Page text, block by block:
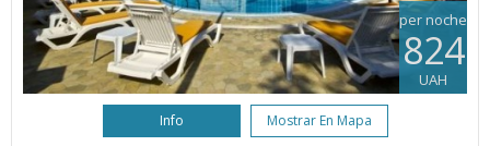
per noche
824
UAH
Info Mostrar En Mapa